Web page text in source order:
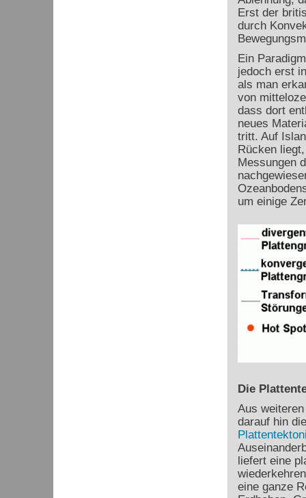
Erst der
durch
Ein
jedoch erst
als man
von
dass dort
neues
tritt. Auf
Rücken
Messungen
um einige
Die
Aus
darauf hin
liefert eine
eine ganze